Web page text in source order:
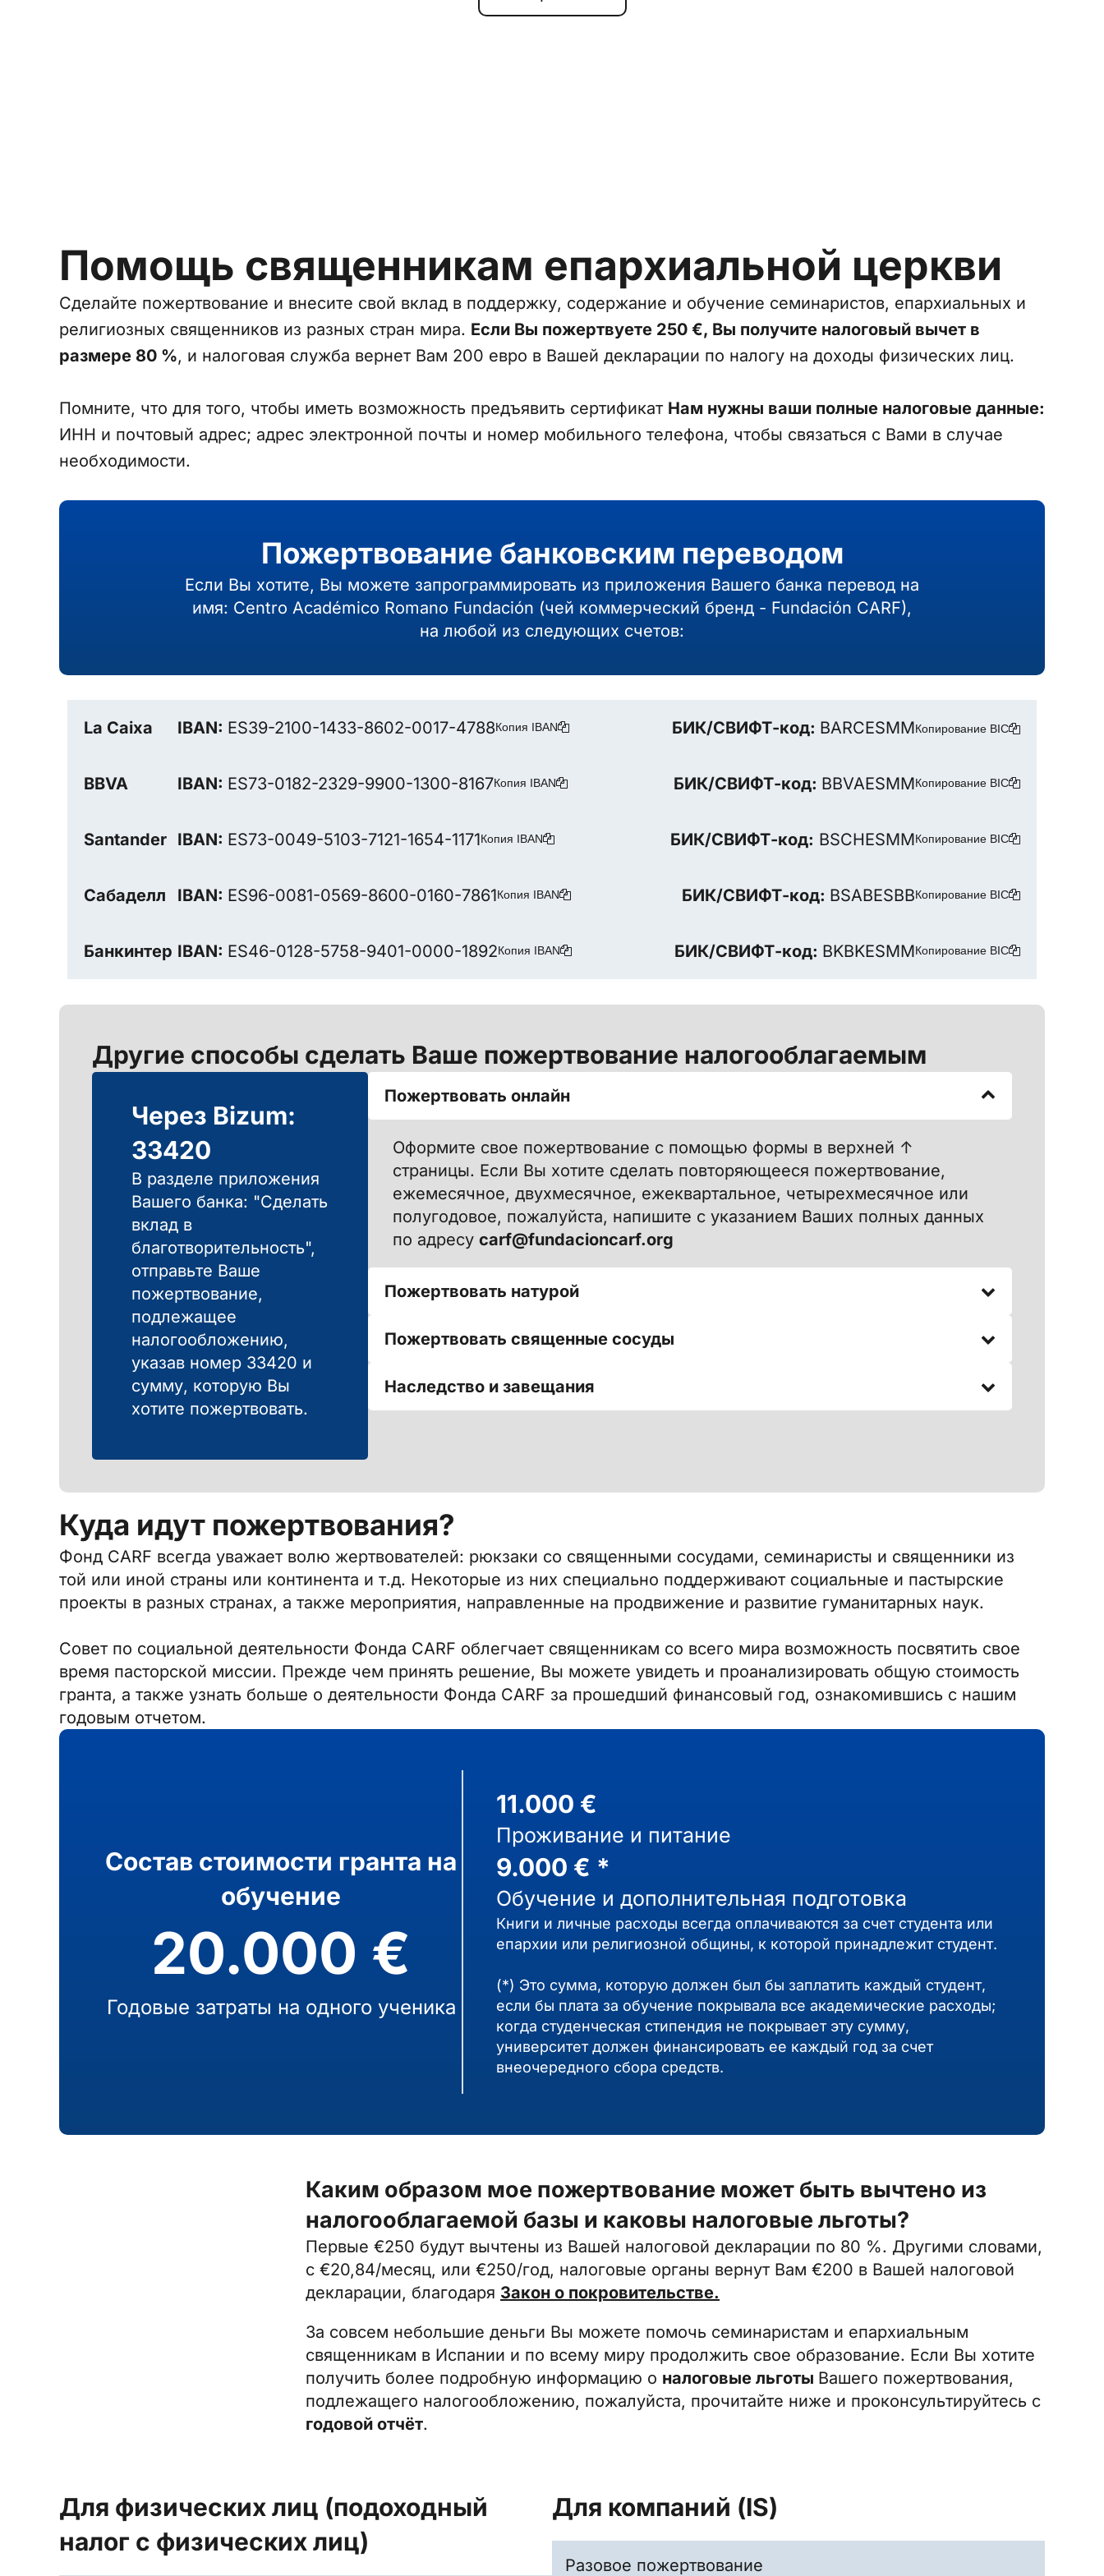
Помощь священникам епархиальной церкви
Сделайте пожертвование и внесите свой вклад в поддержку, содержание и обучение семинаристов, епархиальных и
религиозных священников из разных стран мира. Если Вы пожертвуете 250 €, Вы получите налоговый вычет в
размере 80 %, и налоговая служба вернет Вам 200 евро в Вашей декларации по налогу на доходы физических лиц.
Помните, что для того, чтобы иметь возможность предъявить сертификат Нам нужны ваши полные налоговые данные:
ИНН и почтовый адрес; адрес электронной почты и номер мобильного телефона, чтобы связаться с Вами в случае
необходимости.
Пожертвование банковским переводом
Если Вы хотите, Вы можете запрограммировать из приложения Вашего банка перевод на
имя: Centro Académico Romano Fundación (чей коммерческий бренд - Fundación CARF),
на любой из следующих счетов:
La Caixa IBAN: ES39-2100-1433-8602-0017-4788Копия IBAN БИК/СВИФТ-код: BARCESMMКопирование BIC
BBVA IBAN: ES73-0182-2329-9900-1300-8167Копия IBAN БИК/СВИФТ-код: BBVAESMMКопирование BIC
Santander IBAN: ES73-0049-5103-7121-1654-1171Копия IBAN БИК/СВИФТ-код: BSCHESMMКопирование BIC
Сабаделл IBAN: ES96-0081-0569-8600-0160-7861Копия IBAN БИК/СВИФТ-код: BSABESBBКопирование BIC
Банкинтер IBAN: ES46-0128-5758-9401-0000-1892Копия IBAN БИК/СВИФТ-код: BKBKESMMКопирование BIC
Другие способы сделать Ваше пожертвование налогооблагаемым
Через Bizum:
33420
В разделе приложения
Вашего банка: "Сделать
вклад в
благотворительность",
отправьте Ваше
пожертвование,
подлежащее
налогообложению,
указав номер 33420 и
сумму, которую Вы
хотите пожертвовать.
Пожертвовать онлайн
Оформите свое пожертвование с помощью формы в верхней ↑
страницы. Если Вы хотите сделать повторяющееся пожертвование,
ежемесячное, двухмесячное, ежеквартальное, четырехмесячное или
полугодовое, пожалуйста, напишите с указанием Ваших полных данных
по адресу carf@fundacioncarf.org
Пожертвовать натурой
Пожертвовать священные сосуды
Наследство и завещания
Куда идут пожертвования?
Фонд CARF всегда уважает волю жертвователей: рюкзаки со священными сосудами, семинаристы и священники из
той или иной страны или континента и т.д. Некоторые из них специально поддерживают социальные и пастырские
проекты в разных странах, а также мероприятия, направленные на продвижение и развитие гуманитарных наук.
Совет по социальной деятельности Фонда CARF облегчает священникам со всего мира возможность посвятить свое
время пасторской миссии. Прежде чем принять решение, Вы можете увидеть и проанализировать общую стоимость
гранта, а также узнать больше о деятельности Фонда CARF за прошедший финансовый год, ознакомившись с нашим
годовым отчетом.
Состав стоимости гранта на
обучение
20.000 €
Годовые затраты на одного ученика
11.000 €
Проживание и питание
9.000 € *
Обучение и дополнительная подготовка
Книги и личные расходы всегда оплачиваются за счет студента или
епархии или религиозной общины, к которой принадлежит студент.
(*) Это сумма, которую должен был бы заплатить каждый студент,
если бы плата за обучение покрывала все академические расходы;
когда студенческая стипендия не покрывает эту сумму,
университет должен финансировать ее каждый год за счет
внеочередного сбора средств.
Каким образом мое пожертвование может быть вычтено из
налогооблагаемой базы и каковы налоговые льготы?
Первые €250 будут вычтены из Вашей налоговой декларации по 80 %. Другими словами,
с €20,84/месяц, или €250/год, налоговые органы вернут Вам €200 в Вашей налоговой
декларации, благодаря Закон о покровительстве.
За совсем небольшие деньги Вы можете помочь семинаристам и епархиальным
священникам в Испании и по всему миру продолжить свое образование. Если Вы хотите
получить более подробную информацию о налоговые льготы Вашего пожертвования,
подлежащего налогообложению, пожалуйста, прочитайте ниже и проконсультируйтесь с
годовой отчёт.
Для физических лиц (подоходный
налог с физических лиц)
Для компаний (IS)
Разовое пожертвование